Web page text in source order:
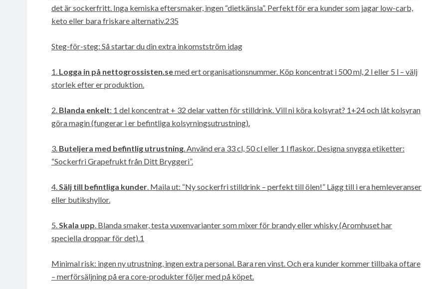
det är sockerfritt. Inga kemiska eftersmaker, ingen “dietkänsla”. Perfekt för era kunder som jagar low-carb,
keto eller bara friskare alternativ.235
Steg-för-steg: Så startar du din extra inkomstström idag
1. Logga in på nettogrossisten.semed ert organisationsnummer. Köp koncentrat i 500 ml, 2 l eller 5 l – välj
storlek efter er produktion.
2. Blanda enkelt: 1 del koncentrat + 32 delar vatten för stilldrink. Vill ni köra kolsyrat? 1+24 och låt kolsyran
göra magin (fungerar i er befintliga kolsyrningsutrustning).
3. Buteljera med befintlig utrustning. Använd era 33 cl, 50 cl eller 1 l flaskor. Designa snygga etiketter:
“Sockerfri Grapefrukt från Ditt Bryggeri”.
4.Sälj till befintliga kunder. Maila ut: “Ny sockerfri stilldrink – perfekt till ölen!” Lägg till i era hemleveranser
eller butikshyllor.
5.Skala upp. Blanda smaker, testa vuxenvarianter som mixer för brandy eller whisky (Aromhuset har
speciella droppar för det).1
Minimal risk: ingen ny utrustning, ingen extra personal. Bara ren vinst. Och era kunder kommer tillbaka oftare
– merförsäljning på era core-produkter följer med på köpet.